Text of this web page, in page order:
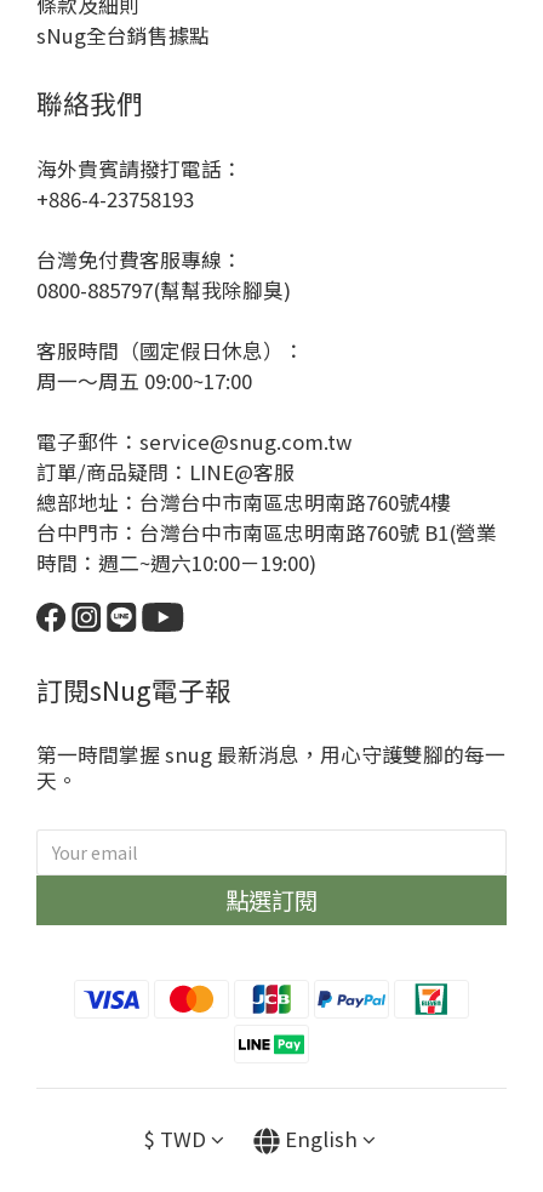
sNug全台銷售據點
聯絡我們
海外貴賓請撥打電話：
+886-4-23758193
台灣免付費客服專線：
0800-885797(幫幫我除腳臭)
客服時間（國定假日休息）：
周一～周五 09:00~17:00
電子郵件：service@snug.com.tw
訂單/商品疑問： LINE@客服
總部地址：台灣台中市南區忠明南路760號4樓
台中門市：台灣台中市南區忠明南路760號 B1(營業
時間：週二~週六10:00－19:00)
訂閱sNug電子報
第一時間掌握 snug 最新消息，用心守護雙腳的每一
天。
點選訂閱
$ TWD English